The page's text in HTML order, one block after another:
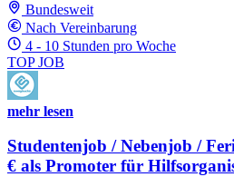
Bundesweit
Nach Vereinbarung
4 - 10 Stunden pro Woche
TOP JOB
mehr lesen
Studentenjob / Nebenjob /
€ als Promoter für